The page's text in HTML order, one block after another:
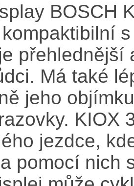
BOSCH
přehlednější
Má také
jeho
KIOX
jezdce,
pomocí nich